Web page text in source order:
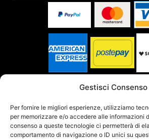
Gestisci Consenso
Per fornire le migliori esperienze, utilizziamo
per memorizzare e/o accedere alle informazioni
consenso a queste tecnologie ci permetterà di
comportamento di navigazione o ID unici su
SITO